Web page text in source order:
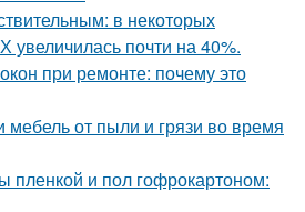
в некоторых
увеличилась почти на 40%.
при ремонте: почему это
мебель от пыли и грязи во время
пленкой и пол гофрокартоном: